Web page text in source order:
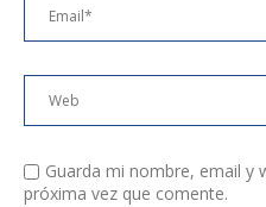
Guarda mi nombre, email y
próxima vez que comente.